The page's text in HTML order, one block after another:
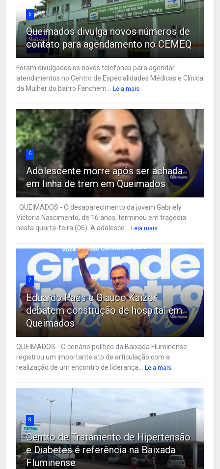
5
Queimados divulga novos números de
contato para agendamento no CEMEQ
Foram divulgados os novos telefones para agendar
atendimentos no Centro de Especialidades Médicas e Clínica
da Mulher do bairro Fanchem...
Leia mais
6
Adolescente morre após ser achada
em linha de trem em Queimados
QUEIMADOS - O desaparecimento da jovem Gabriely
Victoria Nascimento, de 16 anos, terminou em tragédia
nesta quarta-feira (06). A adolesce...
Leia mais
7
Eduardo Paes e Glauco Kaizer
debatem construção de hospital em
Queimados
QUEIMADOS - O cenário político da Baixada Fluminense
registrou um importante ato de articulação com a
realização de um encontro de liderança...
Leia mais
8
Centro de Tratamento de Hipertensão
e Diabetes é referência na Baixada
Fluminense